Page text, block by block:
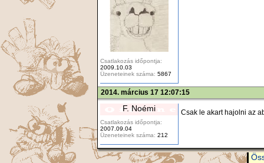
Csatlakozás időpontja:
2009.10.03
Üzeneteinek száma: 5867
2014. március 17 12:07:15
F. Noémi
Csatlakozás időpontja:
2007.09.04
Üzeneteinek száma: 212
Csak le akart hajolni az